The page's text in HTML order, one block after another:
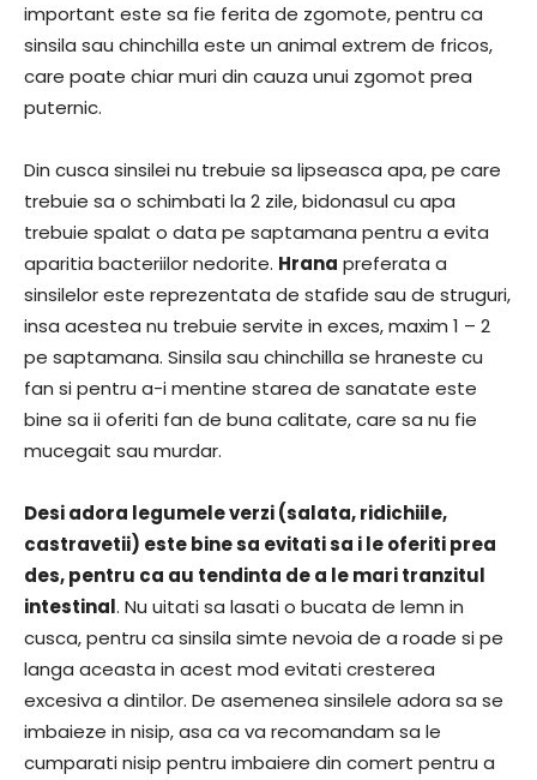
important este sa fie ferita de zgomote, pentru ca
sinsila sau chinchilla este un animal extrem de fricos,
care poate chiar muri din cauza unui zgomot prea
puternic.
Din cusca sinsilei nu trebuie sa lipseasca apa, pe care
trebuie sa o schimbati la 2 zile, bidonasul cu apa
trebuie spalat o data pe saptamana pentru a evita
aparitia bacteriilor nedorite. Hrana preferata a
sinsilelor este reprezentata de stafide sau de struguri,
insa acestea nu trebuie servite in exces, maxim 1 – 2
pe saptamana. Sinsila sau chinchilla se hraneste cu
fan si pentru a-i mentine starea de sanatate este
bine sa ii oferiti fan de buna calitate, care sa nu fie
mucegait sau murdar.
Desi adora legumele verzi (salata, ridichiile,
castravetii) este bine sa evitati sa i le oferiti prea
des, pentru ca au tendinta de a le mari tranzitul
intestinal. Nu uitati sa lasati o bucata de lemn in
cusca, pentru ca sinsila simte nevoia de a roade si pe
langa aceasta in acest mod evitati cresterea
excesiva a dintilor. De asemenea sinsilele adora sa se
imbaieze in nisip, asa ca va recomandam sa le
cumparati nisip pentru imbaiere din comert pentru a